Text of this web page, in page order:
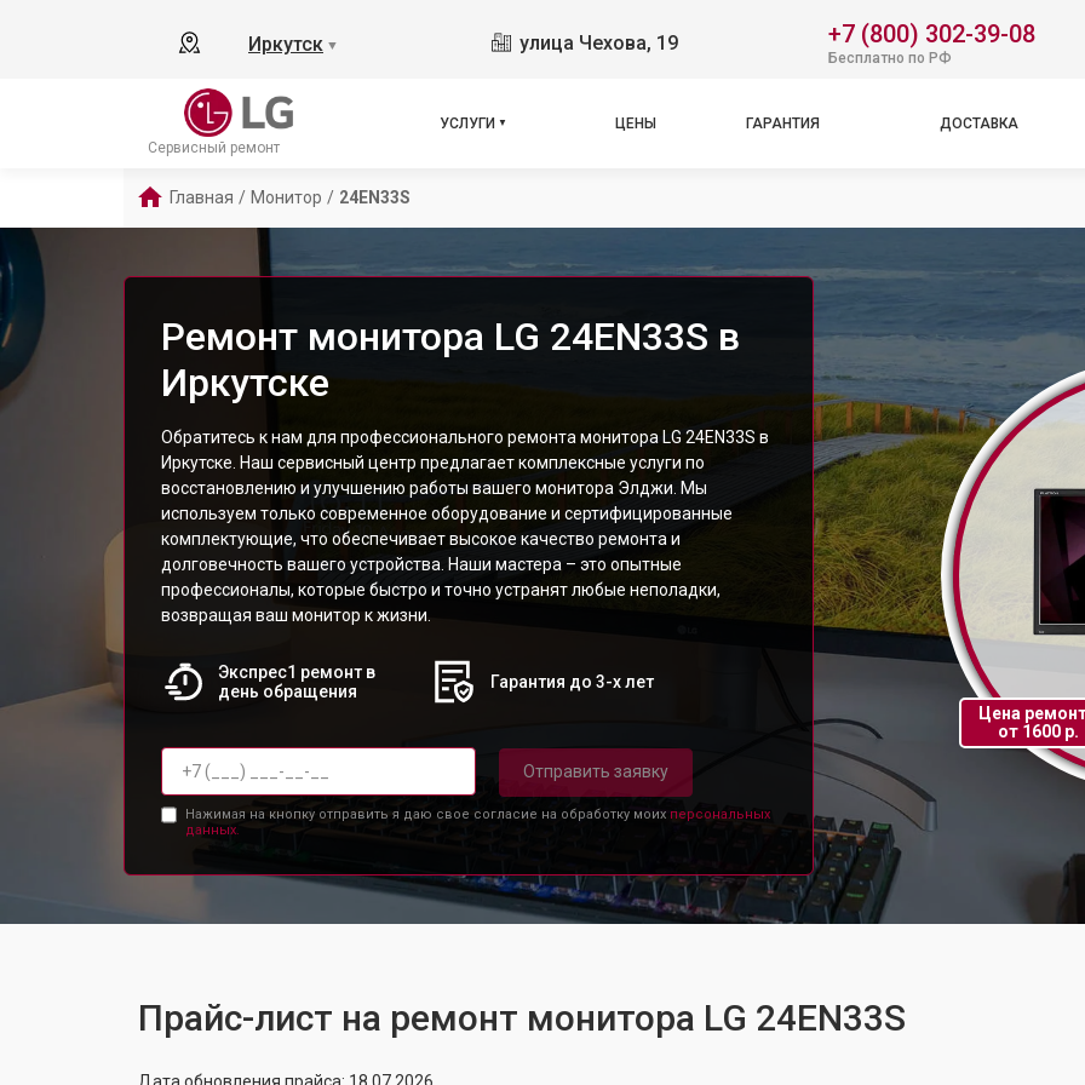
Иркутск ▼ улица Чехова, 19 +7 (800) 302-39-08
Бесплатно по РФ
Сервисный ремонт
УСЛУГИ ЦЕНЫ ГАРАНТИЯ ДОСТАВКА
Главная / Монитор / 24EN33S
Ремонт монитора LG 24EN33S в
Иркутске
Обратитесь к нам для профессионального ремонта монитора LG 24EN33S в
Иркутске. Наш сервисный центр предлагает комплексные услуги по
восстановлению и улучшению работы вашего монитора Элджи. Мы
используем только современное оборудование и сертифицированные
комплектующие, что обеспечивает высокое качество ремонта и
долговечность вашего устройства. Наши мастера – это опытные
профессионалы, которые быстро и точно устранят любые неполадки,
возвращая ваш монитор к жизни.
Экспрес1 ремонт в
день обращения
Гарантия до 3-х лет
Отправить заявку
Нажимая на кнопку отправить я даю свое согласие на обработку моих персональных
данных.
Цена
от 1600 р.
Прайс-лист на ремонт монитора LG 24EN33S
Дата обновления прайса: 18.07.2026